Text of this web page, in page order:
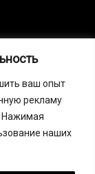
ваш опыт
рекламу
Нажимая
наших
новый
труда и